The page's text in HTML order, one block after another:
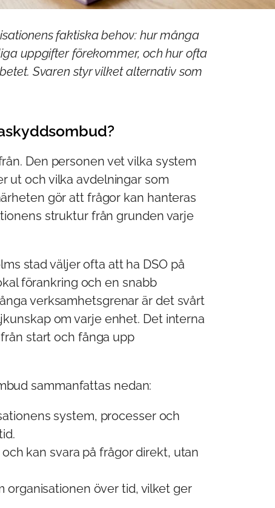
faktiska behov: hur många
uppgifter förekommer, och hur ofta
Svaren styr vilket alternativ som
Den personen vet vilka system
ut och vilka avdelningar som
gör att frågor kan hanteras
struktur från grunden varje
stad väljer ofta att ha DSO på
förankring och en snabb
verksamhetsgrenar är det svårt
om varje enhet. Det interna
start och fånga upp
sammanfattas nedan:
system, processer och
kan svara på frågor direkt, utan
organisationen över tid, vilket ger